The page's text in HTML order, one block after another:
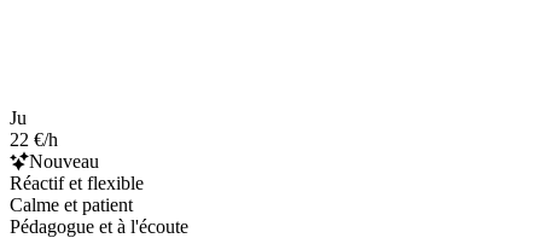
Ju
22 €/h
Nouveau
Réactif et flexible
Calme et patient
Pédagogue et à l'écoute